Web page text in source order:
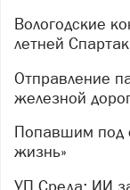
Вологодские конники выступили в финале XIII
летней
Отправление пассажиров со станций Северной
железной
Попавшим под санкции намерены «облегчить
жизнь»
УП.Среда: ИИ забирает рутину — и добавляет